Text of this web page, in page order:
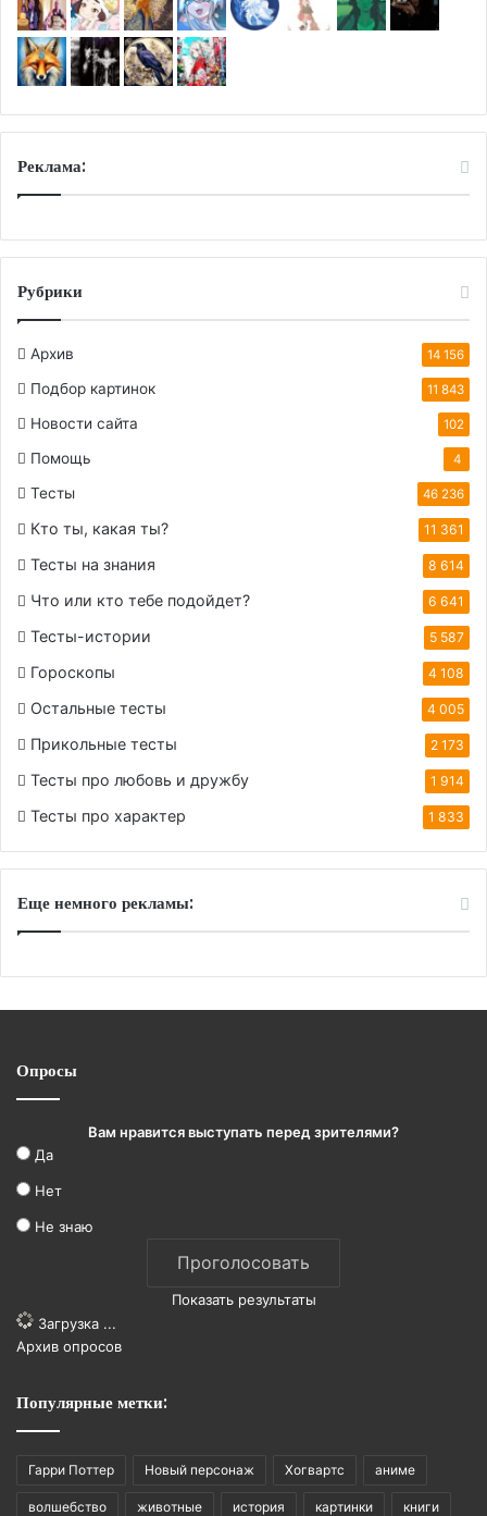
Реклама:
Рубрики
Архив 14 156
Подбор картинок 11 843
Новости сайта 102
Помощь 4
Тесты 46 236
Кто ты, какая ты? 11 361
Тесты на знания 8 614
Что или кто тебе подойдет? 6 641
Тесты-истории 5 587
Гороскопы 4 108
Остальные тесты 4 005
Прикольные тесты 2 173
Тесты про любовь и дружбу 1 914
Тесты про характер 1 833
Еще немного рекламы:
Опросы
Вам нравится выступать перед зрителями?
Да
Нет
Не знаю
Показать результаты
Загрузка ...
Архив опросов
Популярные метки:
Гарри Поттер Новый персонаж Хогвартс аниме
волшебство животные история картинки книги